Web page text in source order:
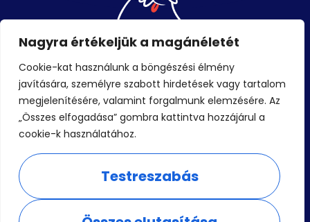
Nagyra értékeljük a magánéletét
Cookie-kat használunk a böngészési élmény
javítására, személyre szabott hirdetések vagy tartalom
megjelenítésére, valamint forgalmunk elemzésére. Az
„Összes elfogadása” gombra kattintva hozzájárul a
cookie-k használatához.
Testreszabás
Események
Jegyek
Kapcsolat